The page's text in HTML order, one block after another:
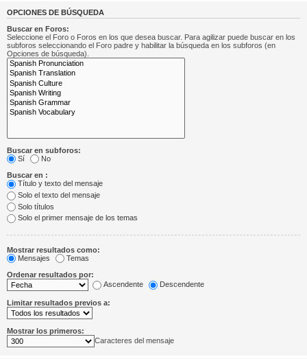
OPCIONES DE BÚSQUEDA
Buscar en Foros:
Seleccione el Foro o Foros en los que desea buscar. Para agilizar puede buscar en los
subforos seleccionando el Foro padre y habilitar la búsqueda en los subforos (en
Opciones de búsqueda).
Buscar en subforos:
Sí
No
Buscar en :
Título y texto del mensaje
Solo el texto del mensaje
Solo títulos
Solo el primer mensaje de los temas
Mostrar resultados como:
Mensajes
Temas
Ordenar resultados por:
Ascendente
Descendente
Limitar resultados previos a:
Mostrar los primeros:
Caracteres del mensaje